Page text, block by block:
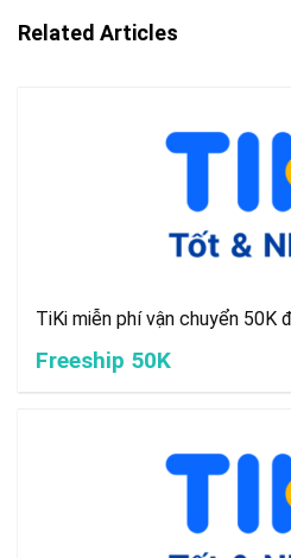
Related Articles
TiKi miễn phí vận chuyển 50K
Freeship 50K